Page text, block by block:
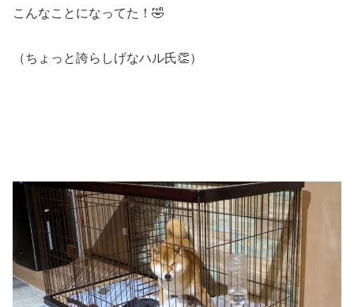
こんなことになってた！🤣
（ちょっと誇らしげなハル氏👏）